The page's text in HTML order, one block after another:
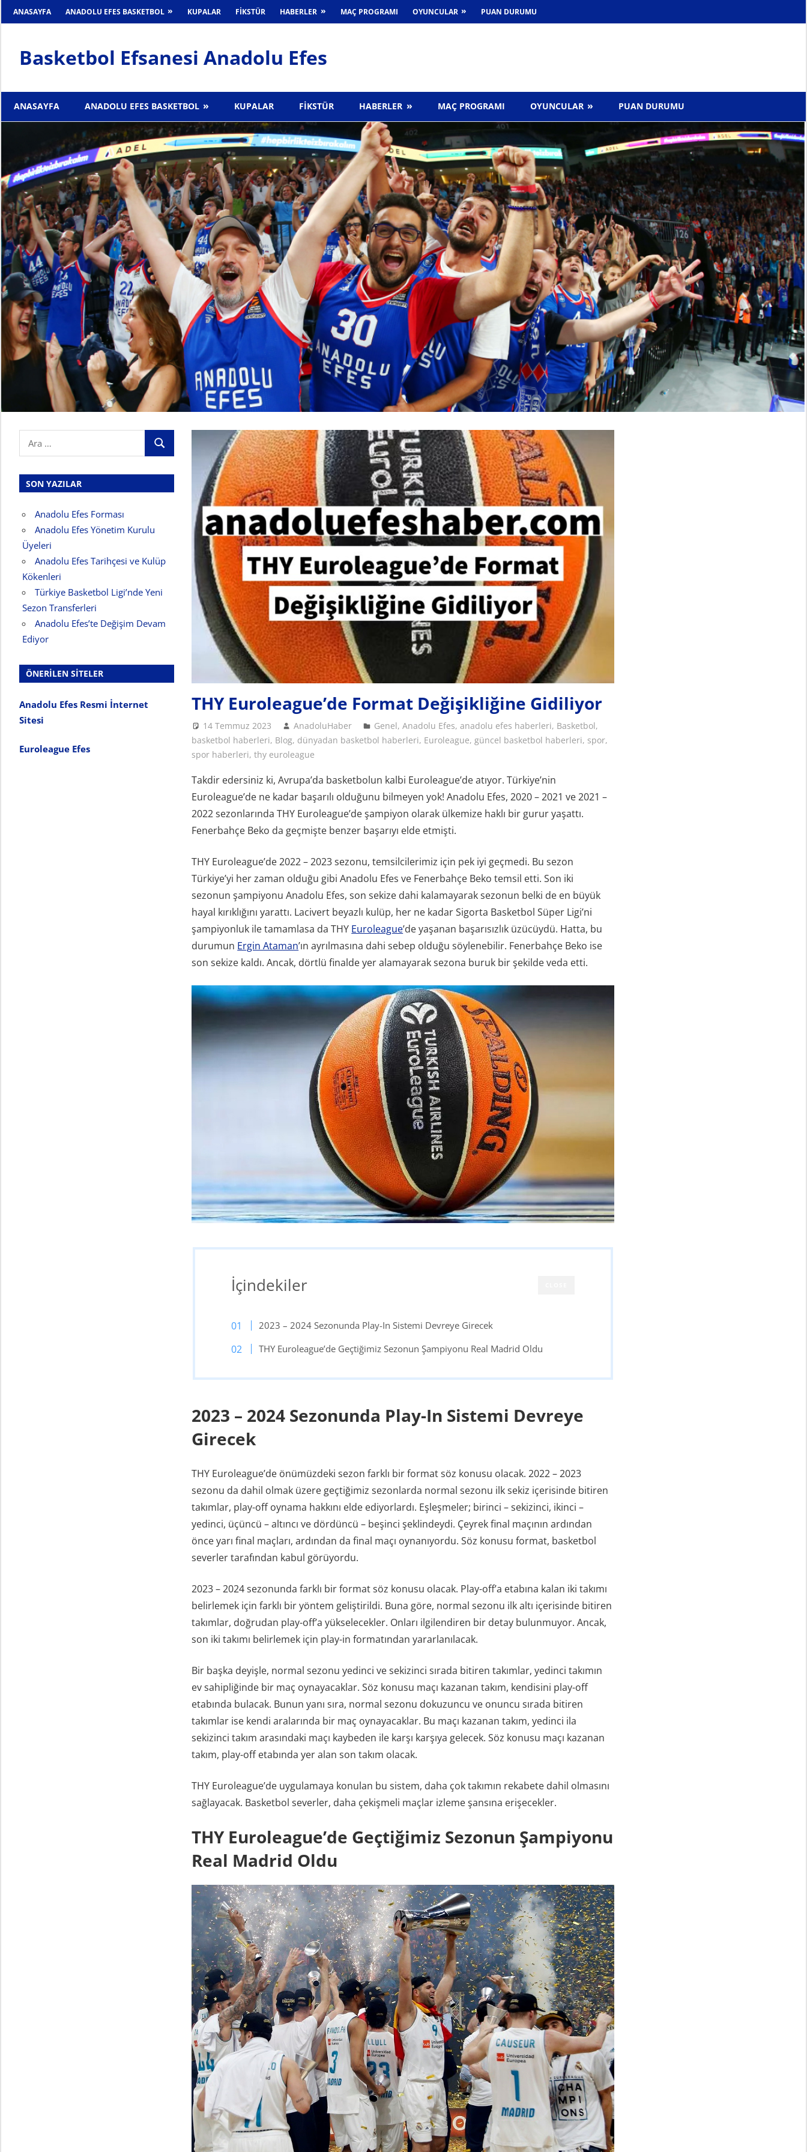
İçeriğe
geç
ANASAYFA ANADOLU EFES BASKETBOL KUPALAR FIKSTÜR HABERLER MAÇ PROGRAMI OYUNCULAR PUAN DURUMU
Basketbol Efsanesi Anadolu Efes
Haber
ANASAYFA ANADOLU EFES BASKETBOL KUPALAR FIKSTÜR HABERLER MAÇ PROGRAMI OYUNCULAR PUAN DURUMU
THY Euroleague’de Format Değişikliğine Gidiliyor
14 Temmuz 2023 AnadoluHaber Genel, Anadolu Efes, anadolu efes haberleri, Basketbol,
basketbol haberleri, Blog, dünyadan basketbol haberleri, Euroleague,güncel basketbol haberleri, spor,
spor haberleri,thy euroleague
Takdir edersiniz ki, Avrupa’da basketbolun kalbi Euroleague’de atıyor. Türkiye’nin
Euroleague’de ne kadar başarılı olduğunu bilmeyen yok! Anadolu Efes, 2020 – 2021 ve 2021 –
2022 sezonlarında THY Euroleague’de şampiyon olarak ülkemize haklı bir gurur yaşattı.
Fenerbahçe Beko da geçmişte benzer başarıyı elde etmişti.
THY Euroleague’de 2022 – 2023 sezonu, temsilcilerimiz için pek iyi geçmedi. Bu sezon
Türkiye’yi her zaman olduğu gibi Anadolu Efes ve Fenerbahçe Beko temsil etti. Son iki
sezonun şampiyonu Anadolu Efes, son sekize dahi kalamayarak sezonun belki de en büyük
hayal kırıklığını yarattı. Lacivert beyazlı kulüp, her ne kadar Sigorta Basketbol Süper Ligi’ni
şampiyonluk ile tamamlasa da THY Euroleague’de yaşanan başarısızlık üzücüydü. Hatta, bu
durumun Ergin Ataman’ın ayrılmasına dahi sebep olduğu söylenebilir. Fenerbahçe Beko ise
son sekize kaldı. Ancak, dörtlü finalde yer alamayarak sezona buruk bir şekilde veda etti.
İçindekiler
2023 – 2024 Sezonunda Play-In Sistemi Devreye Girecek
THY Euroleague’de Geçtiğimiz Sezonun Şampiyonu Real Madrid Oldu
2023 – 2024 Sezonunda Play-In Sistemi Devreye
Girecek
THY Euroleague’de önümüzdeki sezon farklı bir format söz konusu olacak. 2022 – 2023
sezonu da dahil olmak üzere geçtiğimiz sezonlarda normal sezonu ilk sekiz içerisinde bitiren
takımlar, play-off oynama hakkını elde ediyorlardı. Eşleşmeler; birinci – sekizinci, ikinci –
yedinci, üçüncü – altıncı ve dördüncü – beşinci şeklindeydi. Çeyrek final maçının ardından
önce yarı final maçları, ardından da final maçı oynanıyordu. Söz konusu format, basketbol
severler tarafından kabul görüyordu.
2023 – 2024 sezonunda farklı bir format söz konusu olacak. Play-off’a etabına kalan iki takımı
belirlemek için farklı bir yöntem geliştirildi. Buna göre, normal sezonu ilk altı içerisinde bitiren
takımlar, doğrudan play-off’a yükselecekler. Onları ilgilendiren bir detay bulunmuyor. Ancak,
son iki takımı belirlemek için play-in formatından yararlanılacak.
Bir başka deyişle, normal sezonu yedinci ve sekizinci sırada bitiren takımlar, yedinci takımın
ev sahipliğinde bir maç oynayacaklar. Söz konusu maçı kazanan takım, kendisini play-off
etabında bulacak. Bunun yanı sıra, normal sezonu dokuzuncu ve onuncu sırada bitiren
takımlar ise kendi aralarında bir maç oynayacaklar. Bu maçı kazanan takım, yedinci ila
sekizinci takım arasındaki maçı kaybeden ile karşı karşıya gelecek. Söz konusu maçı kazanan
takım, play-off etabında yer alan son takım olacak.
THY Euroleague’de uygulamaya konulan bu sistem, daha çok takımın rekabete dahil olmasını
sağlayacak. Basketbol severler, daha çekişmeli maçlar izleme şansına erişecekler.
THY Euroleague’de Geçtiğimiz Sezonun Şampiyonu
Real Madrid Oldu
ARA
SON YAZILAR
Anadolu Efes Forması
Anadolu Efes Yönetim Kurulu
Üyeleri
Anadolu Efes Tarihçesi ve Kulüp
Kökenleri
Türkiye Basketbol Ligi’nde Yeni
Sezon Transferleri
Anadolu Efes’te Değişim Devam
Ediyor
ÖNERILEN SITELER
Anadolu Efes Resmi İnternet
Sitesi
Euroleague Efes